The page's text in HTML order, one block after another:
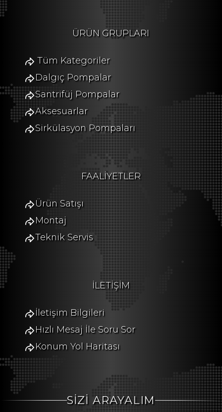
ÜRÜN GRUPLARI
Tüm Kategoriler
Dalgıç Pompalar
Santrifüj Pompalar
Aksesuarlar
Sirkülasyon Pompaları
FAALİYETLER
Ürün Satışı
Montaj
Teknik Servis
İLETİŞİM
İletişim Bilgileri
Hızlı Mesaj İle Soru Sor
Konum Yol Haritası
SİZİ ARAYALIM